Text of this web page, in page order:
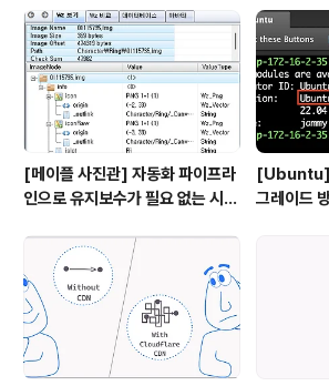
디스크를 초기화하는 방법 OS는 남기고 사용자 데이터만
초기화(포맷)하는 방법이다. 인스턴스가 중지되면
alize Disks 가 활성화 된다. Reiniti..
[메이플 사진관] 자동화 파이프라
인으로 유지보수가 필요 없는 시뮬
[Ubuntu]
그레이드